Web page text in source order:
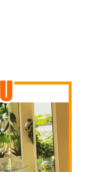
舎に帰省するのに、カ
ラ ...
まん延防止の再延長
が決まってしまい・・
なかなか、ゆっくり外
食出来ない日々が続い
ているのですが おう
ち時間も3年目には慣
れてきたもんですねぇ